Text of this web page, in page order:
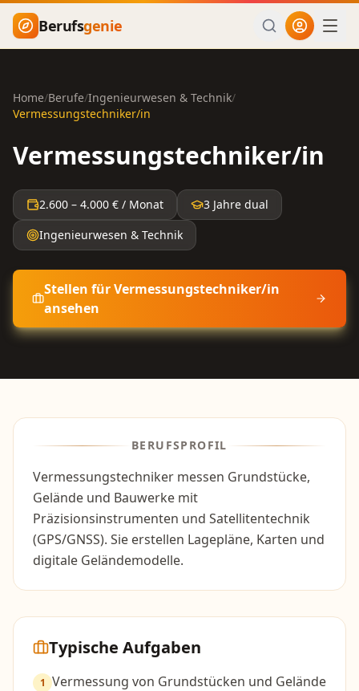
Zum Hauptinhalt springen
Berufsgenie
Home/Berufe/Ingenieurwesen & Technik/
Vermessungstechniker/in
Vermessungstechniker/in
2.600 – 4.000 € / Monat
3 Jahre dual
Ingenieurwesen & Technik
Stellen fürVermessungstechniker/in
ansehen
BERUFSPROFIL
Vermessungstechniker messen Grundstücke,
Gelände und Bauwerke mit
Präzisionsinstrumenten und Satellitentechnik
(GPS/GNSS). Sie erstellen Lagepläne, Karten und
digitale Geländemodelle.
Typische Aufgaben
1 Vermessung von Grundstücken und Gelände